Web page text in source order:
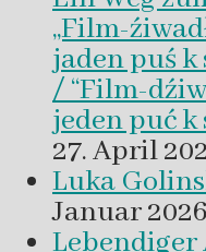
„Film-
jaden puś
/ “Film-
jeden puć k
27. April
Luka
Januar 2026